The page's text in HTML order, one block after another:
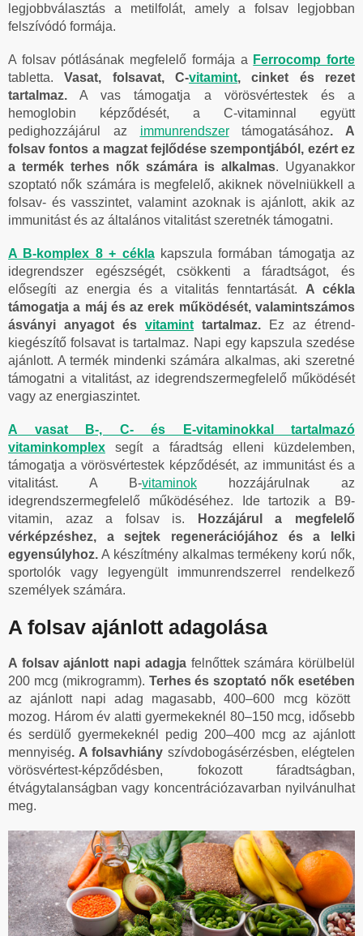
legjobbválasztás a metilfolát, amely a folsav legjobban
felszívódó formája.
A folsav pótlásának megfelelő formája a Ferrocomp forte
tabletta.Vasat, folsavat, C-vitamint, cinket és rezet
tartalmaz. A vas támogatja a vörösvértestek és a
hemoglobin képződését, a C-vitaminnal együtt
pedighozzájárul az immunrendszertámogatásához. A
folsav fontos a magzat fejlődése szempontjából, ezért ez
a termék terhes nők számára is alkalmas. Ugyanakkor
szoptató nők számára is megfelelő, akiknek növelniükkell a
folsav- és vasszintet, valamint azoknak is ajánlott, akik az
immunitást és az általános vitalitást szeretnék támogatni.
A B-komplex 8 + cékla kapszula formában támogatja az
idegrendszer egészségét, csökkenti a fáradtságot, és
elősegíti az energia és a vitalitás fenntartását. A cékla
támogatja a máj és az erek működését, valamintszámos
ásványi anyagot és vitamint tartalmaz. Ez az étrend-
kiegészítő folsavat is tartalmaz. Napi egy kapszula szedése
ajánlott. A termék mindenki számára alkalmas, aki szeretné
támogatni a vitalitást, az idegrendszermegfelelő működését
vagy az energiaszintet.
A vasat B-, C- és E-vitaminokkal tartalmazó
vitaminkomplex segít a fáradtság elleni küzdelemben,
támogatja a vörösvértestek képződését, az immunitást és a
vitalitást. A B-vitaminok hozzájárulnak az
idegrendszermegfelelő működéséhez. Ide tartozik a B9-
vitamin, azaz a folsav is.
Hozzájárul a megfelelő
vérképzéshez, a sejtek regenerációjához és a lelki
egyensúlyhoz. A készítmény alkalmas termékeny korú nők,
sportolók vagy legyengült immunrendszerrel rendelkező
személyek számára.
A folsav ajánlott adagolása
A folsav ajánlott napi adagjafelnőttek számára körülbelül
200 mcg (mikrogramm). Terhes és szoptató nők esetében
az ajánlott napi adag magasabb, 400–600 mcg között
mozog. Három év alatti gyermekeknél 80–150 mcg, idősebb
és serdülő gyermekeknél pedig 200–400 mcg az ajánlott
mennyiség. A folsavhiány szívdobogásérzésben, elégtelen
vörösvértest-képződésben, fokozott fáradtságban,
étvágytalanságban vagy koncentrációzavarban nyilvánulhat
meg.